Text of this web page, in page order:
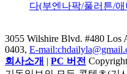
다(부엔나팍/풀러튼/
3055 Wilshire Blvd. #480 Los
0403, E-
회사소개 | PC 버전